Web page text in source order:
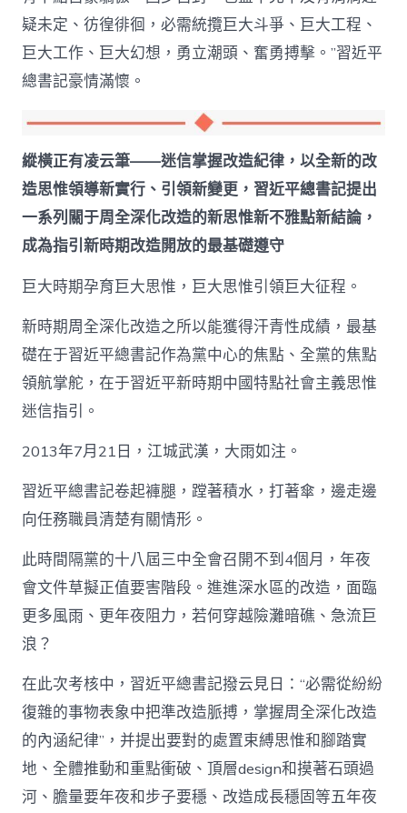
疑未定、彷徨徘徊，必需統攬巨大斗爭、巨大工程、
巨大工作、巨大幻想，勇立潮頭、奮勇搏擊。”習近平
總書記豪情滿懷。
縱橫正有凌云筆——迷信掌握改造紀律，以全新的改
造思惟領導新實行、引領新變更，習近平總書記提出
一系列關于周全深化改造的新思惟新不雅點新結論，
成為指引新時期改造開放的最基礎遵守
巨大時期孕育巨大思惟，巨大思惟引領巨大征程。
新時期周全深化改造之所以能獲得汗青性成績，最基
礎在于習近平總書記作為黨中心的焦點、全黨的焦點
領航掌舵，在于習近平新時期中國特點社會主義思惟
迷信指引。
2013年7月21日，江城武漢，大雨如注。
習近平總書記卷起褲腿，蹚著積水，打著傘，邊走邊
向任務職員清楚有關情形。
此時間隔黨的十八屆三中全會召開不到4個月，年夜
會文件草擬正值要害階段。進進深水區的改造，面臨
更多風雨、更年夜阻力，若何穿越險灘暗礁、急流巨
浪？
在此次考核中，習近平總書記撥云見日：“必需從紛紛
復雜的事物表象中把準改造脈搏，掌握周全深化改造
的內涵紀律”，并提出要對的處置束縛思惟和腳踏實
地、全體推動和重點衝破、頂層design和摸著石頭過
河、膽量要年夜和步子要穩、改造成長穩固等五年夜